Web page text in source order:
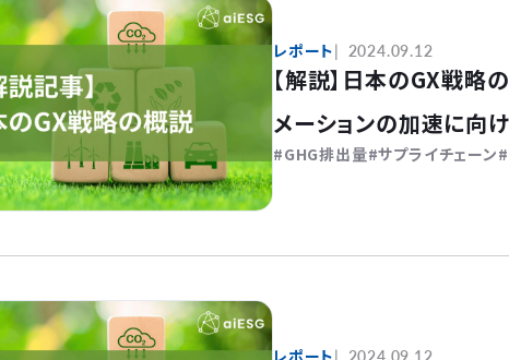
レポート 2024.09.12
【解説】日本のGX戦略
メーションの加速に向
GHG排出量 サプライチェーン